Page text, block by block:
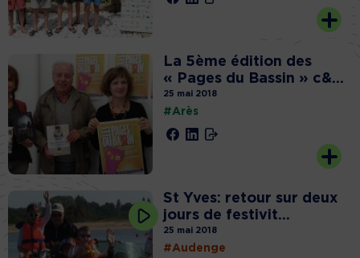
La 5ème édition des
« Pages du Bassin » c&...
25 mai 2018
#Arès
St Yves: retour sur deux
jours de festivit...
25 mai 2018
#Audenge